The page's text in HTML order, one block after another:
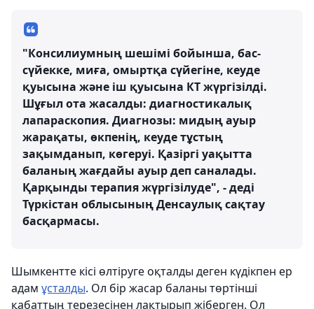
"Консилиумның шешімі бойынша, бас-
сүйекке, миға, омыртқа сүйегіне, кеуде
қуысына және іш қуысына КТ жүргізілді.
Шұғыл ота жасалды: диагностикалық
лапараскопия. Диагнозы: мидың ауыр
жарақаты, өкпенің, кеуде тұстың
зақымданып, көгеруі. Қазіргі уақытта
баланың жағдайы ауыр деп саналады.
Қарқынды терапия жүргізілуде", - деді
Түркістан облысының Денсаулық сақтау
басқармасы.
Шымкентте кісі өлтіруге оқталды деген күдікпен ер
адам ұсталды. Ол бір жасар баланы төртінші
қабаттың терезесінен лақтырып жіберген. Ол